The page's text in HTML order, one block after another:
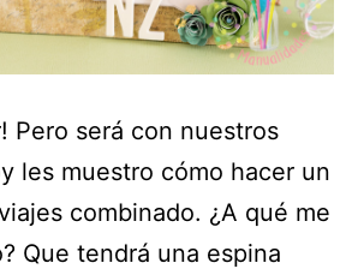
Pero será con nuestros
les muestro cómo hacer un
combinado. ¿A qué me
Que tendrá una espina